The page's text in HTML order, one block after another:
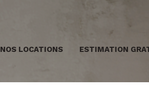
NOS LOCATIONS ESTIMATION